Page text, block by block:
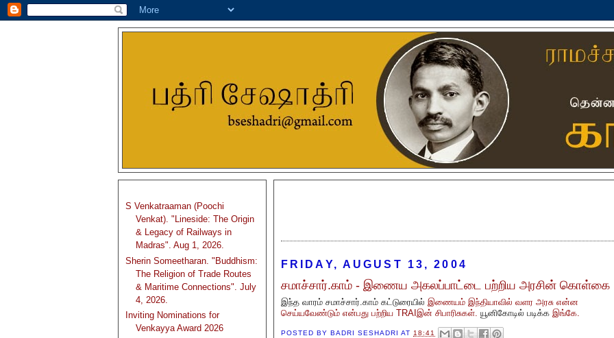
S Venkatraaman (Poochi
Venkat). "Lineside: The Origin
& Legacy of Railways in
Madras". Aug 1, 2026.
Sherin Someetharan. "Buddhism:
The Religion of Trade Routes
& Maritime Connections". July
4, 2026.
Inviting Nominations for
Venkayya Award 2026
FRIDAY, AUGUST 13, 2004
சமாச்சார்.காம் - இணைய அகலப்பாட்டை பற்றிய அரசின் கொள்கை
இந்த வாரம் சமாச்சார்.காம் கட்டுரையில் இணையம் இந்தியாவில் வளர அரசு என்ன
செய்யவேண்டும் என்பது பற்றிய TRAIஇன் சிபாரிசுகள். யூனிகோடில் படிக்க இங்கே.
POSTED BY BADRI SESHADRI AT18:41